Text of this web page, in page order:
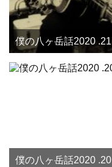
僕の八ヶ岳話2020 .21
僕の八ヶ岳話2020 .20